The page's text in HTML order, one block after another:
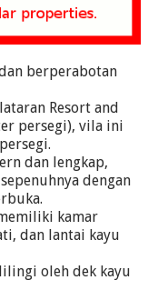
berperabotan
Resort and
persegi), vila ini
dan lengkap,
dengan
kamar
dan lantai kayu
oleh dek kayu